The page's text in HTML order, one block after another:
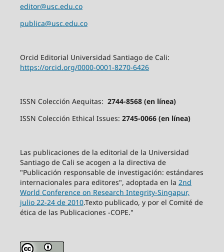
editor@usc.edu.co
publica@usc.edu.co
Orcid Editorial Universidad Santiago de Cali:
https://orcid.org/0000-0001-8270-6426
ISSN Colección Aequitas: 2744-8568 (en línea)
ISSN Colección Ethical Issues: 2745-0066 (en línea)
Las publicaciones de la editorial de la Universidad
Santiago de Cali se acogen a la directiva de
"Publicación responsable de investigación: estándares
internacionales para editores", adoptada en la 2nd
World Conference on Research Integrity-Singapur,
julio 22-24 de 2010.Texto publicado, y por el Comité de
ética de las Publicaciones -COPE."